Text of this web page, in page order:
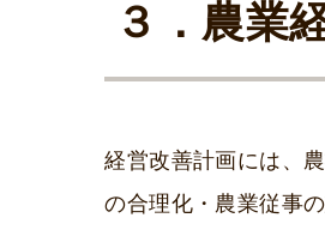
３．農業
経営改善計画には、
の合理化・農業従事